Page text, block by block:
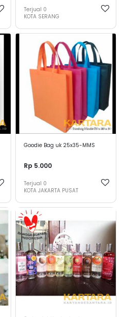
Terjual 0
KOTA SERANG
Goodie Bag uk 25x35-MMS
Rp 5.000
Terjual 0
KOTA JAKARTA PUSAT